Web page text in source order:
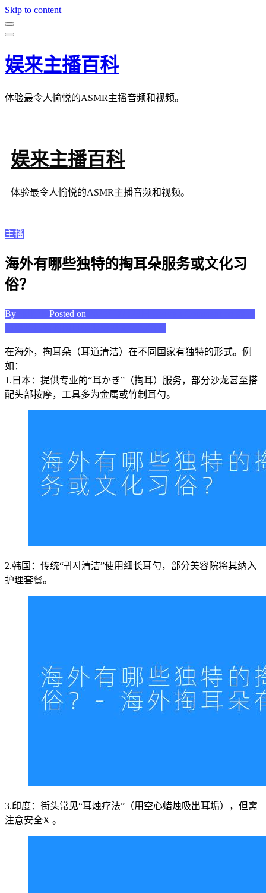
Skip to content
娱来主播百科
体验最令人愉悦的ASMR主播音频和视频。
娱来主播百科
体验最令人愉悦的ASMR主播音频和视频。
主播
海外有哪些独特的掏耳朵服务或文化习
俗？
By Posted on
在海外，掏耳朵（耳道清洁）在不同国家有独特的形式。例
如：
1.日本：提供专业的“耳かき”（掏耳）服务，部分沙龙甚至搭
配头部按摩，工具多为金属或竹制耳勺。
2.韩国：传统“귀지清洁”使用细长耳勺，部分美容院将其纳入
护理套餐。
3.印度：街头常见“耳烛疗法”（用空心蜡烛吸出耳垢），但需
注意安全X 。